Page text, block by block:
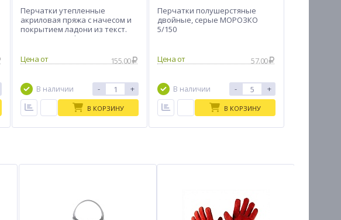
Перчатки утепленные
акриловая пряжа с начесом и
покрытием ладони из текст.
латекса Gward Freez Grip
Цена от
155.00
В наличии - +
В КОРЗИНУ
Перчатки полушерстяные
двойные, серые МОРОЗКО
5/150
Цена от 57.00
В наличии - +
В КОРЗИНУ